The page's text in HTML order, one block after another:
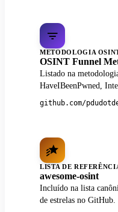
METODOLOGIA
OSINT Funnel
Listado na
HaveIBeenPwned,
github.com/
LISTA DE
awesome-osint
Incluído na lista
de estrelas no GitHub.